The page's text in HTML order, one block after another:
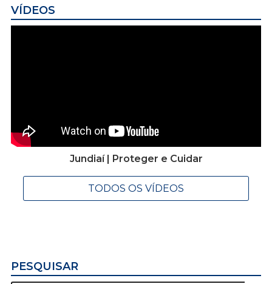
VÍDEOS
Jundiaí | Proteger e Cuidar
TODOS OS VÍDEOS
PESQUISAR